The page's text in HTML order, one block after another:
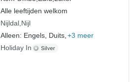
Alle leeftijden welkom
Nijldal Nijl
Alleen: Engels, Duits, +3 meer
Holiday In